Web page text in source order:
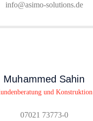
info@asimo-solutions.de
Muhammed Sahin
und Konstruktion
07021 73773-0